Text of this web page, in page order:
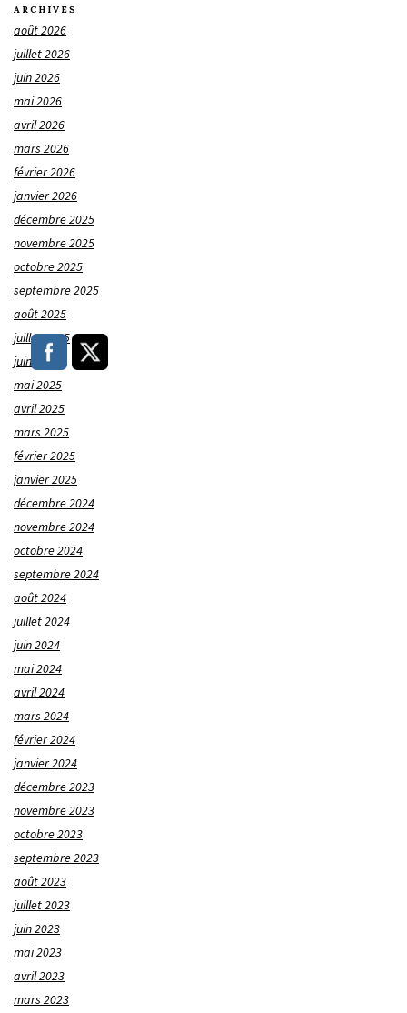
ARCHIVES
août 2026
juillet 2026
juin 2026
mai 2026
avril 2026
mars 2026
février 2026
janvier 2026
décembre 2025
novembre 2025
octobre 2025
septembre 2025
août 2025
juillet 2025
juin 2025
mai 2025
avril 2025
mars 2025
février 2025
janvier 2025
décembre 2024
novembre 2024
octobre 2024
septembre 2024
août 2024
juillet 2024
juin 2024
mai 2024
avril 2024
mars 2024
février 2024
janvier 2024
décembre 2023
novembre 2023
octobre 2023
septembre 2023
août 2023
juillet 2023
juin 2023
mai 2023
avril 2023
mars 2023